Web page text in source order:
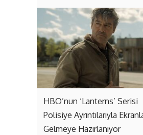
HBO’nun ‘Lanterns’ Serisi
Polisiye Ayrıntılarıyla
Gelmeye Hazırlanıyor